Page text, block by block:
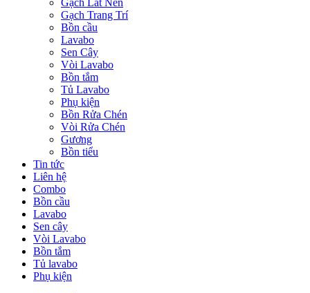
Gạch Lát Nền
Gạch Trang Trí
Bồn cầu
Lavabo
Sen Cây
Vòi Lavabo
Bồn tắm
Tủ Lavabo
Phụ kiện
Bồn Rửa Chén
Vòi Rửa Chén
Gương
Bồn tiểu
Tin tức
Liên hệ
Combo
Bồn cầu
Lavabo
Sen cây
Vòi Lavabo
Bồn tắm
Tủ lavabo
Phụ kiện